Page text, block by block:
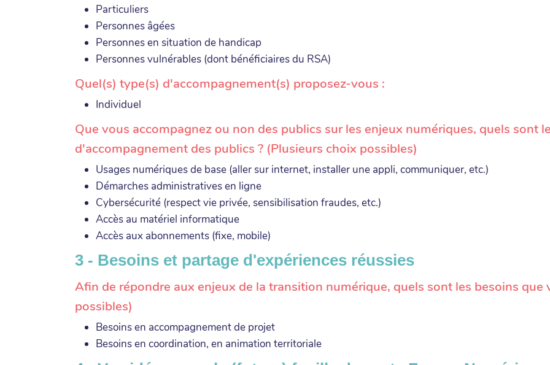
Particuliers
Personnes âgées
Personnes en situation de handicap
Personnes vulnérables (dont bénéficiaires du RSA)
Quel(s) type(s) d'accompagnement(s) proposez-vous :
Individuel
Que vous accompagnez ou non des publics sur les enjeux numériques, quels sont
d'accompagnement des publics ? (Plusieurs choix possibles)
Usages numériques de base (aller sur internet, installer une appli, communiquer, etc.)
Démarches administratives en ligne
Cybersécurité (respect vie privée, sensibilisation fraudes, etc.)
Accès au matériel informatique
Accès aux abonnements (fixe, mobile)
3 - Besoins et partage d'expériences réussies
Afin de répondre aux enjeux de la transition numérique, quels sont les besoins que
possibles)
Besoins en accompagnement de projet
Besoins en coordination, en animation territoriale